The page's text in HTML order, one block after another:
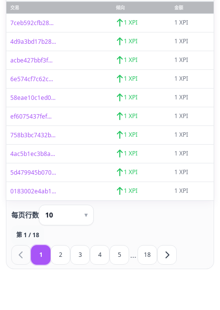
交易 倾向 金额
7ceb592cfb28... 1 XPI 1 XPI
4d9a3bd17b28... 1 XPI 1 XPI
acbe427bbf3f... 1 XPI 1 XPI
6e574cf7c62c... 1 XPI 1 XPI
58eae10c1ed0... 1 XPI 1 XPI
ef6075437fef... 1 XPI 1 XPI
758b3bc7432b... 1 XPI 1 XPI
4ac5b1ec3b8a... 1 XPI 1 XPI
5d479945b070... 1 XPI 1 XPI
0183002e4ab1... 1 XPI 1 XPI
每页行数 10 ▾
第 1 / 18
1 2 3 4 5 … 18